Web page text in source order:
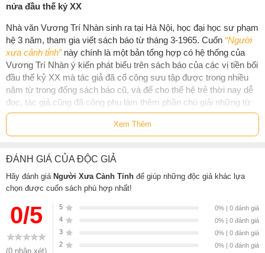
nửa đầu thế kỷ XX
Nhà văn Vương Trí Nhàn sinh ra tại Hà Nội, học đại học sư phạm
hệ 3 năm, tham gia viết sách báo từ tháng 3-1965. Cuốn “Người
xưa cảnh tỉnh”này chính là một bản tổng hợp có hệ thống của
Vương Trí Nhàn ý kiến phát biểu trên sách báo của các vị tiền bối
đầu thế kỷ XX mà tác giả đã cố công sưu tập được trong nhiều
năm từ trong đống sách báo cũ, và để cho thế hệ trẻ thời nay dễ
đọc, tác giả cũng đã công phu làm thêm phần chú giải những từ
ngữ khó. Có thể coi đây là một việc làm công phu, độc đáo, góp
“xét tật mình”, mà người Việt thời nay, đặc
biệt thế hệ trẻ có quan tâm tới tiền đồ dân tộc, nên coi là một tập
cẩm nang xây dựng đất nước, trong tinh thần tham khảo học hỏi
của người xưa.
Ngoài ra trong phần II của cuốn sách này có thêm bài viết
một cách bổ sung cho đề tài
. Cuốn sách
này sẽ giúp ích rất nhiều cho thế hệ trẻ hôm nay trong việc nhận
thức lại một cách chính xác về những ưu khuyết điểm của dân
tộc mình, có phần khác hơn những gì họ đã từng được học trong
Xem Thêm
ĐÁNH GIÁ CỦA ĐỘC GIẢ
Hãy đánh giá Người Xưa Cảnh Tỉnh để giúp những độc giả khác lựa
chọn được cuốn sách phù hợp nhất!
0/5
(0 nhận xét)
5
0% | 0 đánh giá
4
0% | 0 đánh giá
3
0% | 0 đánh giá
2
0% | 0 đánh giá